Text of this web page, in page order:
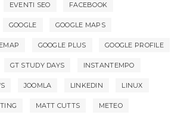
EVENTI SEO FACEBOOK
GOOGLE GOOGLE MAPS
GOOGLE PLUS GOOGLE PROFILE
GT STUDY DAYS INSTANTEMPO
JOOMLA LINKEDIN LINUX
MATT CUTTS METEO